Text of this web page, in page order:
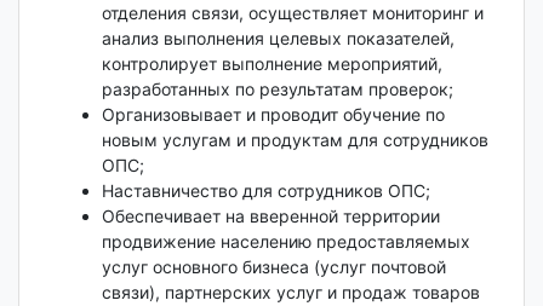
отделения связи, осуществляет мониторинг и
анализ выполнения целевых показателей,
контролирует выполнение мероприятий,
разработанных по результатам проверок;
Организовывает и проводит обучение по
новым услугам и продуктам для сотрудников
ОПС;
Наставничество для сотрудников ОПС;
Обеспечивает на вверенной территории
продвижение населению предоставляемых
услуг основного бизнеса (услуг почтовой
связи), партнерских услуг и продаж товаров